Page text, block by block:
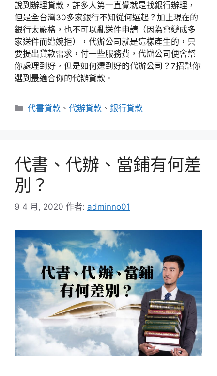
說到辦理貸款，許多人第一直覺就是找銀行辦理，
但是全台灣30多家銀行不知從何選起？加上現在的
銀行太嚴格，也不可以亂送件申請（因為會變成多
家送件而遭婉拒），代辦公司就是這樣產生的，只
要提出貸款需求，付一些服務費，代辦公司便會幫
你處理到好，但是如何選到好的代辦公司？7招幫你
選到最適合你的代辦貸款。
分
代書貸款 、代辦貸款 、銀行貸款
代書、代辦、當鋪有何差
別？
9 4 月, 2020 作者: adminno01